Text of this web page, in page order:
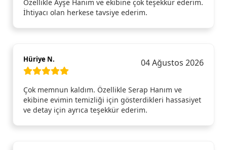
Özellikle Ayşe Hanım ve ekibine çok teşekkür ederim.
İhtiyacı olan herkese tavsiye ederim.
Hüriye N. 04 Ağustos 2026
Çok memnun kaldım. Özellikle Serap Hanım ve
ekibine evimin temizliği için gösterdikleri hassasiyet
ve detay için ayrıca teşekkür ederim.